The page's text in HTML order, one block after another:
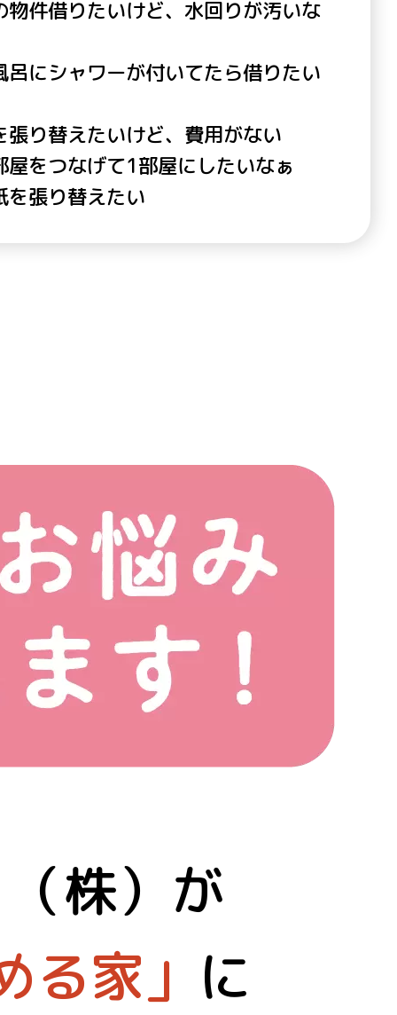
物件借りたいけど、水回りが汚いな
呂にシャワーが付いてたら借りたい
張り替えたいけど、費用がない
屋をつなげて1部屋にしたいなぁ
を張り替えたい
株）が
家」 に